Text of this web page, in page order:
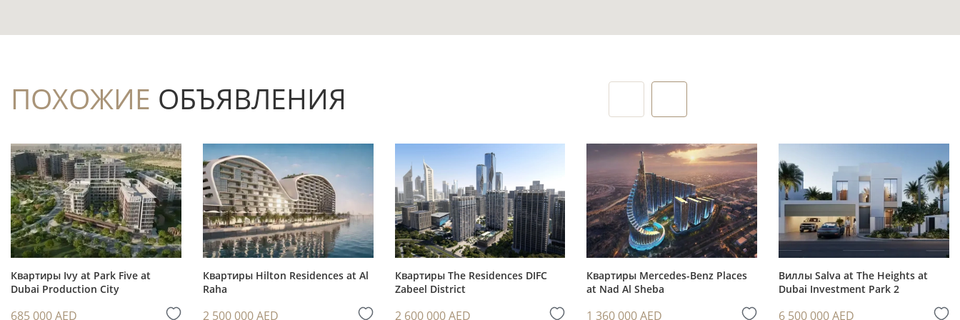
Частичная меблировка позволяет сократить объём базового обустройства после передачи
Бассейн, лифт и парковка предусмотрены в составе характеристик комплекса, что важно для
ежедневного комфорта жильцов и арендаторов.
Покупка на этапе строительства даёт время для поэтапного планирования бюджета до передачи
квартиры в IV квартале 2027 года.
Лот расположен в Dubai Production City (IMPZ), в пределах Дубая, рядом с указанной станцией
Dubai Internet City на расстоянии 1,8 км.
Инвестиционный потенциал
Студия — понятный формат для рынка аренды: её обычно рассматривают одиночные
ПОХОЖИЕ ОБЪЯВЛЕНИЯ
Квартиры Ivy at Park Five at
Dubai Production City
685 000 AED
Квартиры Hilton Residences at Al
Raha
2 500 000 AED
Квартиры The Residences DIFC
Zabeel District
2 600 000 AED
Квартиры Mercedes-Benz Places
at Nad Al Sheba
1 360 000 AED
Виллы Salva at The Heights at
Dubai Investment Park 2
6 500 000 AED